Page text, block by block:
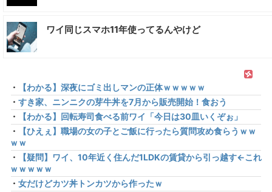
ワイ同じスマホ11年使ってるんやけど
・
【わかる】深夜にゴミ出しマンの正体ｗｗｗｗｗ
・ すき家、ニンニクの芽牛丼を7月から販売開始！食おう
・
【わかる】回転寿司食べる前ワイ「今日は30皿いくぞぉ」
・
【ひえぇ】職場の女の子とご飯に行ったら質問攻め食らうｗｗ
ｗｗ
・
【疑問】ワイ、10年近く住んだ1LDKの賃貸から引っ越す←これ
ｗｗｗｗｗ
・ 女だけどカツ丼トンカツから作ったｗ